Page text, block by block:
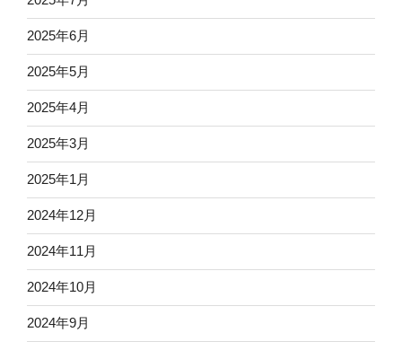
2025年6月
2025年5月
2025年4月
2025年3月
2025年1月
2024年12月
2024年11月
2024年10月
2024年9月